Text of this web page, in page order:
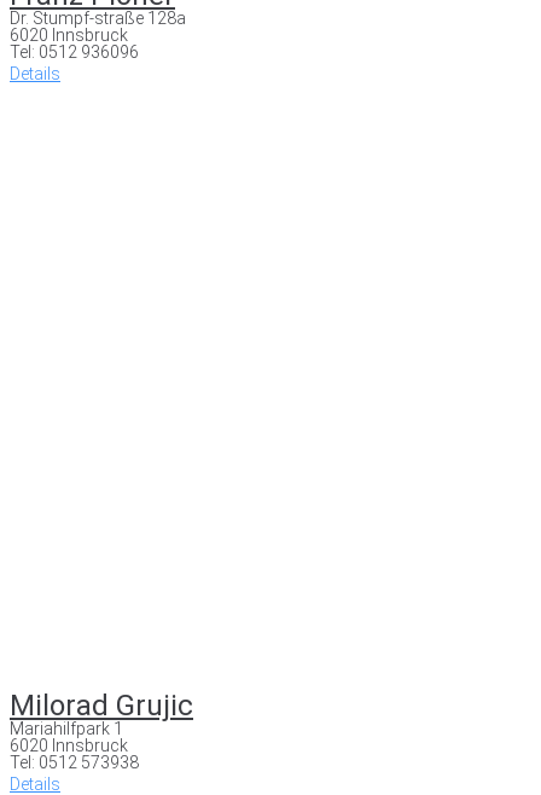
Dr. Stumpf-straße 128a
6020 Innsbruck
Tel: 0512 936096
Details
Milorad Grujic
Mariahilfpark 1
6020 Innsbruck
Tel: 0512 573938
Details